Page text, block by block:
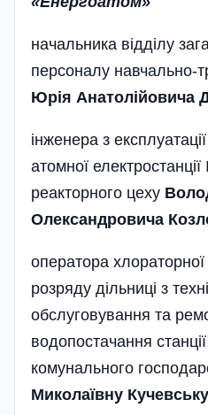
начальника відділу
персоналу навчально-
Юрія Анатолійовича
інженера з
атомної електростанції
реакторного цеху
Олександровича
оператора
розряду дільниці з
обслуговування та
водопостачання
комунального
Микола­ївну Кучевську